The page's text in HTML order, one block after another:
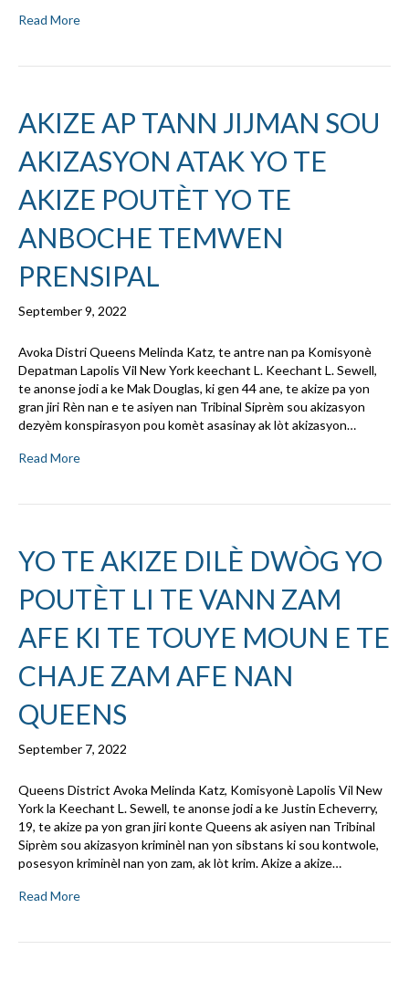
Read More
AKIZE AP TANN JIJMAN SOU
AKIZASYON ATAK YO TE
AKIZE POUTÈT YO TE
ANBOCHE TEMWEN
PRENSIPAL
September 9, 2022
Avoka Distri Queens Melinda Katz, te antre nan pa Komisyonè
Depatman Lapolis Vil New York keechant L. Keechant L. Sewell,
te anonse jodi a ke Mak Douglas, ki gen 44 ane, te akize pa yon
gran jiri Rèn nan e te asiyen nan Tribinal Siprèm sou akizasyon
dezyèm konspirasyon pou komèt asasinay ak lòt akizasyon…
Read More
YO TE AKIZE DILÈ DWÒG YO
POUTÈT LI TE VANN ZAM
AFE KI TE TOUYE MOUN E TE
CHAJE ZAM AFE NAN
QUEENS
September 7, 2022
Queens District Avoka Melinda Katz, Komisyonè Lapolis Vil New
York la Keechant L. Sewell, te anonse jodi a ke Justin Echeverry,
19, te akize pa yon gran jiri konte Queens ak asiyen nan Tribinal
Siprèm sou akizasyon kriminèl nan yon sibstans ki sou kontwole,
posesyon kriminèl nan yon zam, ak lòt krim. Akize a akize…
Read More